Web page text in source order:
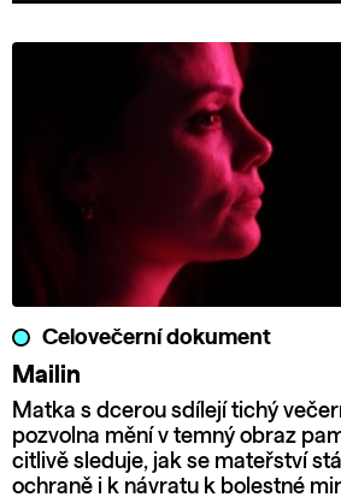
Celovečerní dokument
Mailin
Matka s dcerou sdílejí tichý
pozvolna mění v temný obraz
citlivě sleduje, jak se mateřství
ochraně i k návratu k bolestné